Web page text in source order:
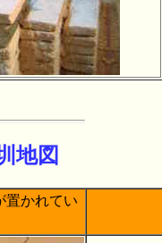
地図
置かれてい